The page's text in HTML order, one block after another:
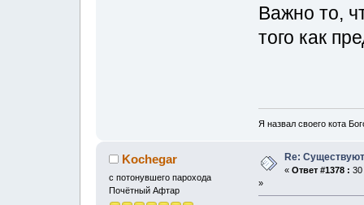
Важно то,
того как
Я назвал своего кота
Kochegar
с потонувшего парохода
Почётный Афтар
Re:
« Ответ #1378 : 30
»